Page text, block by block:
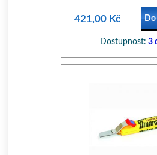
421,00 Kč
Dostupnost: 3